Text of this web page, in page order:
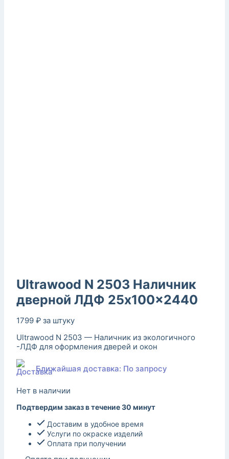
Ultrawood N 2503 Наличник
дверной ЛДФ 25x100x2440
1799 ₽ за штуку
Ultrawood N 2503 — Наличник из экологичного
-ЛДФ для оформления дверей и окон
Ближайшая доставка: По запросу
Нет в наличии
Подтвердим заказ в течение 30 минут
Доставим в удобное время
Услуги по окраске изделий
Оплата при получении